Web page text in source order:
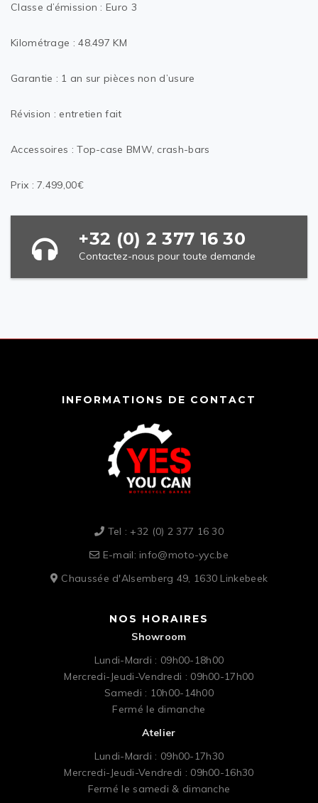
Classe d’émission : Euro 3
Kilométrage : 48.497 KM
Garantie : 1 an sur pièces non d’usure
Révision : entretien fait
Accessoires : Top-case BMW, crash-bars
Prix : 7.499,00€
+32 (0) 2 377 16 30
Contactez-nous pour toute demande
INFORMATIONS DE CONTACT
Tel : +32 (0) 2 377 16 30
E-mail: info@moto-yyc.be
Chaussée d'Alsemberg 49, 1630 Linkebeek
NOS HORAIRES
Showroom
Lundi-Mardi : 09h00-18h00
Mercredi-Jeudi-Vendredi : 09h00-17h00
Samedi : 10h00-14h00
Fermé le dimanche
Atelier
Lundi-Mardi : 09h00-17h30
Mercredi-Jeudi-Vendredi : 09h00-16h30
Fermé le samedi & dimanche